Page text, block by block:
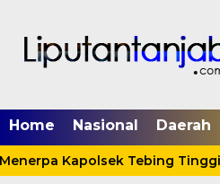
Home Nasional Daerah
Kapolsek Tebing Tinggi